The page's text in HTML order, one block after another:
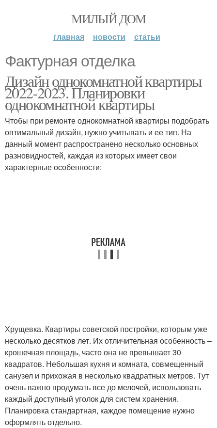
МИЛЫЙ ДОМ
главная новости статьи
Фактурная отделка
Дизайн однокомнатной квартиры
2022-2023. Планировки
однокомнатной квартиры
Чтобы при ремонте однокомнатной квартиры подобрать
оптимальный дизайн, нужно учитывать и ее тип. На
данный момент распространено несколько основных
разновидностей, каждая из которых имеет свои
характерные особенности:
Хрущевка. Квартиры советской постройки, которым уже
несколько десятков лет. Их отличительная особенность –
крошечная площадь, часто она не превышает 30
квадратов. Небольшая кухня и комната, совмещенный
санузел и прихожая в несколько квадратных метров. Тут
очень важно продумать все до мелочей, использовать
каждый доступный уголок для систем хранения.
Планировка стандартная, каждое помещение нужно
оформлять отдельно.